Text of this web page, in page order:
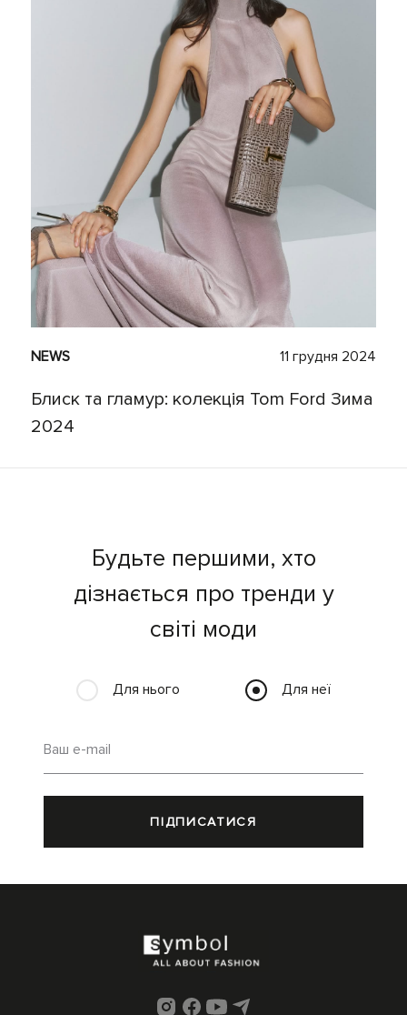
NEWS 11 грудня 2024
Блиск та гламур: колекція Tom Ford Зима
2024
Будьте першими, хто
дізнається про тренди у
світі моди
Для нього Для неї
Ваш e-mail
ПІДПИСАТИСЯ